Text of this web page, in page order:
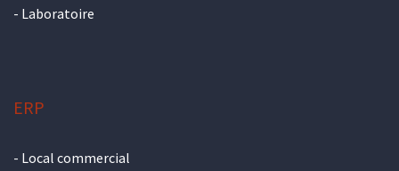
- Laboratoire
ERP
- Local commercial